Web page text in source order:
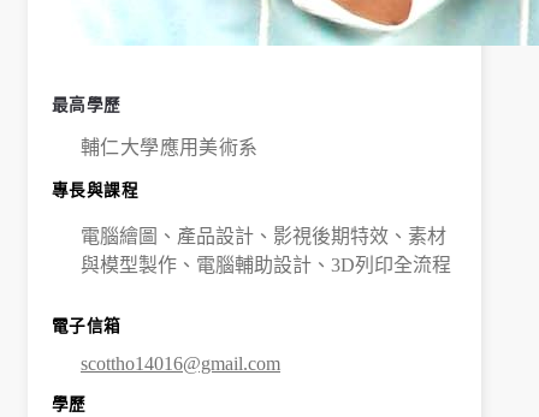
容
課程資
招生資
訊
成果發
活動集
錦
最高學歷
輔仁大學應用美術系
專長與課程
電腦繪圖、產品設計、影視後期特效、素材
與模型製作、電腦輔助設計、3D列印全流程
電子信箱
scottho14016@gmail.com
學歷